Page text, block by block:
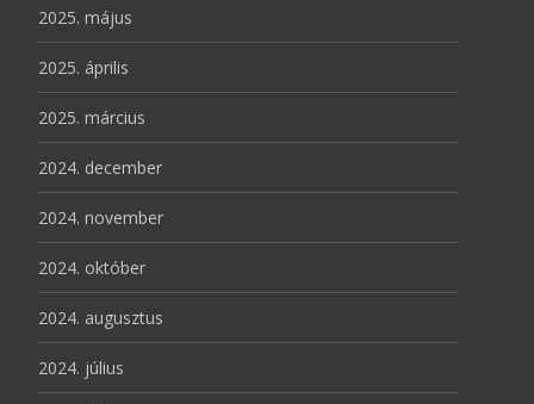
2025. május
2025. április
2025. március
2024. december
2024. november
2024. október
2024. augusztus
2024. július